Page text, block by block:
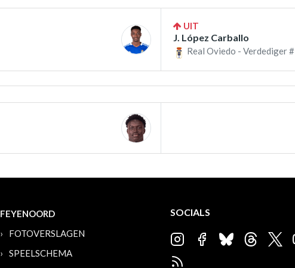
UIT
J. López Carballo
Real Oviedo - Verdediger #
FEYENOORD
FOTOVERSLAGEN
SPEELSCHEMA
SOCIALS